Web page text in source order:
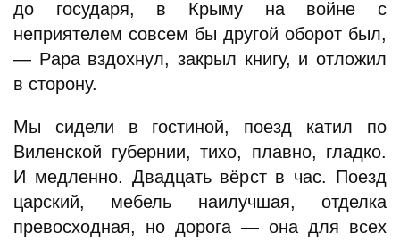
до государя, в Крыму на войне с
неприятелем совсем бы другой оборот был,
— Papa вздохнул, закрыл книгу, и отложил
в сторону.
Мы сидели в гостиной, поезд катил по
Виленской губернии, тихо, плавно, гладко.
И медленно. Двадцать вёрст в час. Поезд
царский, мебель наилучшая, отделка
превосходная, но дорога — она для всех